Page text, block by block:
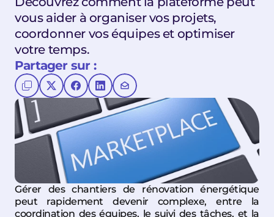
vous aider à organiser vos projets,
coordonner vos équipes et optimiser
votre temps.
Partager sur :
Gérer des chantiers de rénovation énergétique
peut rapidement devenir complexe, entre la
coordination des équipes, le suivi des tâches, et la